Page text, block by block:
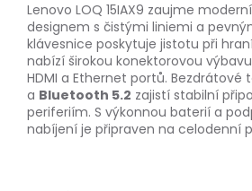
Lenovo LOQ 15IAX9 zaujme
designem s čistými liniemi a
klávesnice poskytuje jistotu při
nabízí širokou konektorovou
HDMI a Ethernet portů. Bezdrátové
a Bluetooth 5.2 zajistí stabilní
periferiím. S výkonnou baterií a
nabíjení je připraven na celodenní